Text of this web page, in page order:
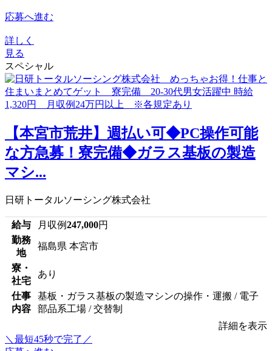
応募へ進む
詳しく
見る
スペシャル
【本宮市荒井】週払い可◆PC操作可能
な方急募！寮完備◆ガラス基板の製造
マシ...
日研トータルソーシング株式会社
給与 月収例247,000円
勤務
地
福島県 本宮市
寮・
社宅
あり
仕事
内容
基板・ガラス基板の製造マシンの操作・運搬 / 電子
部品系工場 / 交替制
詳細を表示
＼最短45秒で完了／